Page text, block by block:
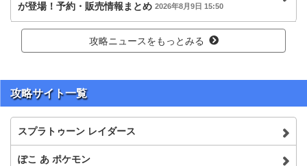
が登場！予約・販売情報まとめ 2026年8月9日 15:50
攻略ニュースをもっとみる
攻略サイト一覧
スプラトゥーン レイダース
ぽこ あ ポケモン